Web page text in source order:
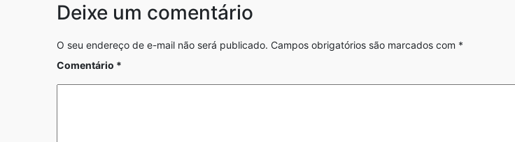
Deixe um comentário
O seu endereço de e-mail não será publicado. Campos obrigatórios são marcados com *
Comentário *